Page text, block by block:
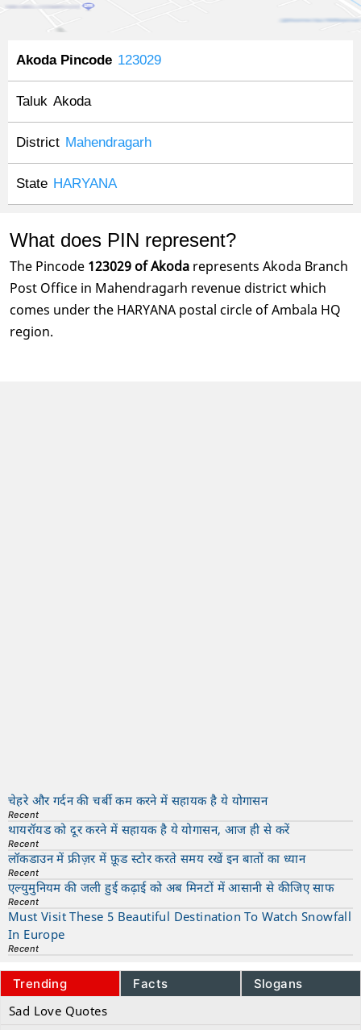
Akoda Pincode 123029
Taluk Akoda
District Mahendragarh
State HARYANA
What does PIN represent?
The Pincode 123029 of Akoda represents Akoda Branch
Post Office in Mahendragarh revenue district which
comes under the HARYANA postal circle of Ambala HQ
region.
चेहरे और गर्दन की चर्बी कम करने में सहायक है ये योगासन
Recent
थायरॉयड को दूर करने में सहायक है ये योगासन, आज ही से करें
Recent
लॉकडाउन में फ्रीज़र में फ़ूड स्टोर करते समय रखें इन बातों का ध्यान
Recent
एल्युमुनियम की जली हुई कढ़ाई को अब मिनटों में आसानी से कीजिए साफ
Recent
Must Visit These 5 Beautiful Destination To Watch Snowfall
In Europe
Recent
Trending Facts Slogans
Sad Love Quotes